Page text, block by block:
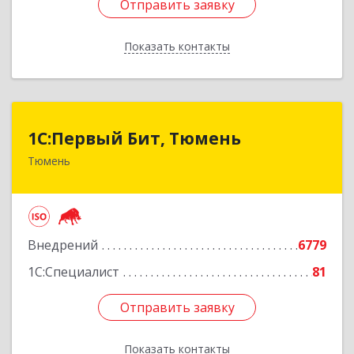
Отправить заявку
Показать контакты
Отправить заявку
Назад
1С:Первый Бит, Тюмень
Тюмень
Внедрений
6779
1С:Специалист
81
Отправить заявку
Показать контакты
1С:Первый Бит, Тюмень
625000, Тюменская обл, Тюмень г, Республики
Отправить заявку
Назад